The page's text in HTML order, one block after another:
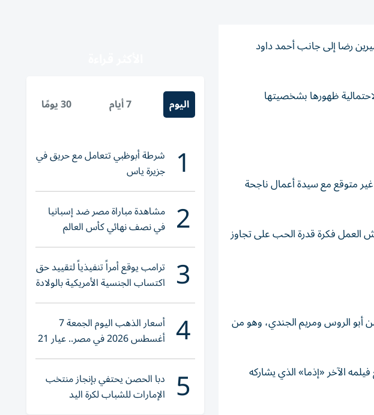
رضا إلى جانب أحمد داود
ظهورها بشخصيتها
متوقع مع سيدة أعمال ناجحة
العمل فكرة قدرة الحب على تجاوز
أبو الروس ومريم الجندي، وهو من
نفسه في منافسة مع فيلمه الآخر «إذما» الذي يشاركه
اليوم 7 أيام 30 يومًا
1 شرطة أبوظبي تتعامل مع حريق في
جزيرة ياس
2 مشاهدة مباراة مصر ضد إسبانيا
في نصف نهائي كأس العالم
لناشئات اليد 2026
3 ترامب يوقع أمراً تنفيذياً لتقييد حق
اكتساب الجنسية الأمريكية بالولادة
4 أسعار الذهب اليوم الجمعة 7
أغسطس 2026 في مصر.. عيار 21
يقترب من هذا الرقم
5 دبا الحصن يحتفي بإنجاز منتخب
الإمارات للشباب لكرة اليد